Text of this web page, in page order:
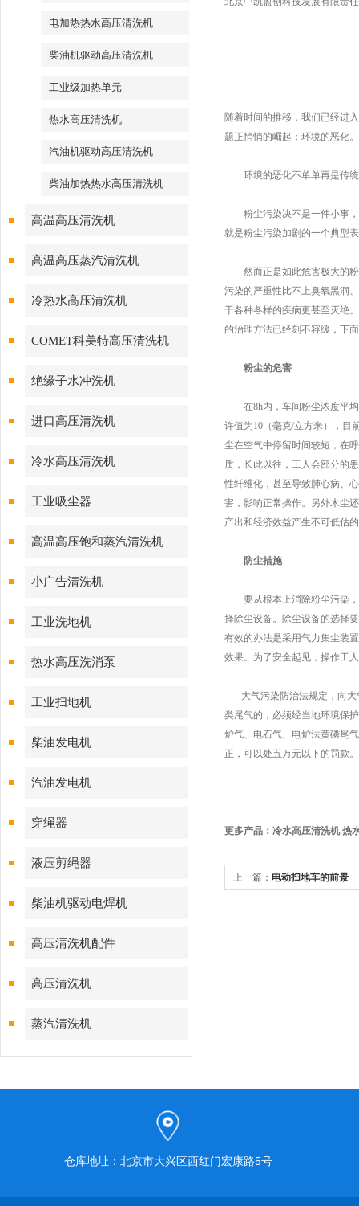
电加热热水高压清洗机
柴油机驱动高压清洗机
工业级加热单元
热水高压清洗机
汽油机驱动高压清洗机
柴油加热热水高压清洗机
高温高压清洗机
高温高压蒸汽清洗机
冷热水高压清洗机
COMET科美特高压清洗机
绝缘子水冲洗机
进口高压清洗机
冷水高压清洗机
工业吸尘器
高温高压饱和蒸汽清洗机
小广告清洗机
工业洗地机
热水高压洗消泵
工业扫地机
柴油发电机
汽油发电机
穿绳器
液压剪绳器
柴油机驱动电焊机
高压清洗机配件
高压清洗机
蒸汽清洗机
随着时间的推移，我们已经进
题正悄悄的崛起；环境的恶化。
环境的恶化不单单再是传统
粉尘污染决不是一件小事，
就是粉尘污染加剧的一个典型
然而正是如此危害极大的粉
污染的严重性比不上臭氧黑洞
于各种各样的疾病更甚至灭绝
的治理方法已经刻不容缓，下
粉尘的危害
在8h内，车间粉尘浓度平均
许值为10（毫克/立方米），目
尘在空气中停留时间较短，在
质，长此以往，工人会部分的
性纤维化，甚至导致肺心病、
害，影响正常操作。另外木尘
产出和经济效益产生不可低估
防尘措施
要从根本上消除粉尘污染，
择除尘设备。除尘设备的选择
有效的办法是采用气力集尘装
效果。为了安全起见，操作工
大气污染防治法规定，向大
类尾气的，必须经当地环境保
炉气、电石气、电炉法黄磷尾
正，可以处五万元以下的罚款。
更多产品：冷水高压清洗机,热
上一篇： 电动扫地车的前景
仓库地址：北京市大兴区西红门宏康路5号